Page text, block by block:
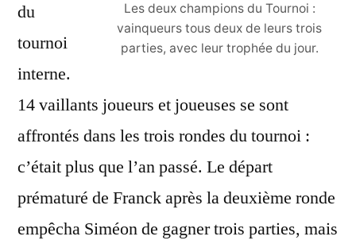
Les deux champions du Tournoi :
vainqueurs tous deux de leurs trois
parties, avec leur trophée du jour.
du
tournoi
interne.
14 vaillants joueurs et joueuses se sont
affrontés dans les trois rondes du tournoi :
c’était plus que l’an passé. Le départ
prématuré de Franck après la deuxième ronde
empêcha Siméon de gagner trois parties, mais